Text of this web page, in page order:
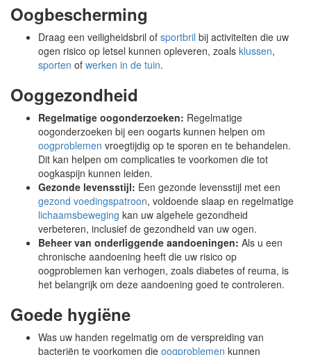
Oogbescherming
Draag een veiligheidsbril of sportbril bij activiteiten die uw
ogen risico op letsel kunnen opleveren, zoals klussen,
sporten of werken in de tuin.
Ooggezondheid
Regelmatige oogonderzoeken: Regelmatige
oogonderzoeken bij een oogarts kunnen helpen om
oogproblemen vroegtijdig op te sporen en te behandelen.
Dit kan helpen om complicaties te voorkomen die tot
oogkaspijn kunnen leiden.
Gezonde levensstijl: Een gezonde levensstijl met een
gezond voedingspatroon, voldoende slaap en regelmatige
lichaamsbeweging kan uw algehele gezondheid
verbeteren, inclusief de gezondheid van uw ogen.
Beheer van onderliggende aandoeningen: Als u een
chronische aandoening heeft die uw risico op
oogproblemen kan verhogen, zoals diabetes of reuma, is
het belangrijk om deze aandoening goed te controleren.
Goede hygiëne
Was uw handen regelmatig om de verspreiding van
bacteriën te voorkomen die oogproblemen kunnen